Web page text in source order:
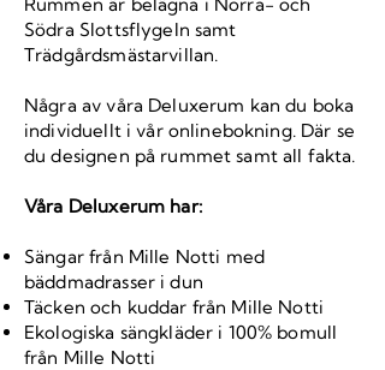
Södra Slottsflygeln samt
Trädgårdsmästarvillan.
Några av våra Deluxerum kan du boka
individuellt i vår onlinebokning. Där se
du designen på rummet samt all fakta.
Våra Deluxerum har:
Sängar från Mille Notti med
bäddmadrasser i dun
Täcken och kuddar från Mille Notti
Ekologiska sängkläder i 100% bomull
från Mille Notti